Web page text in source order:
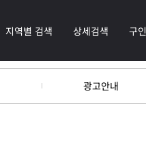
지역별 검색 상세검색 구인
광고안내